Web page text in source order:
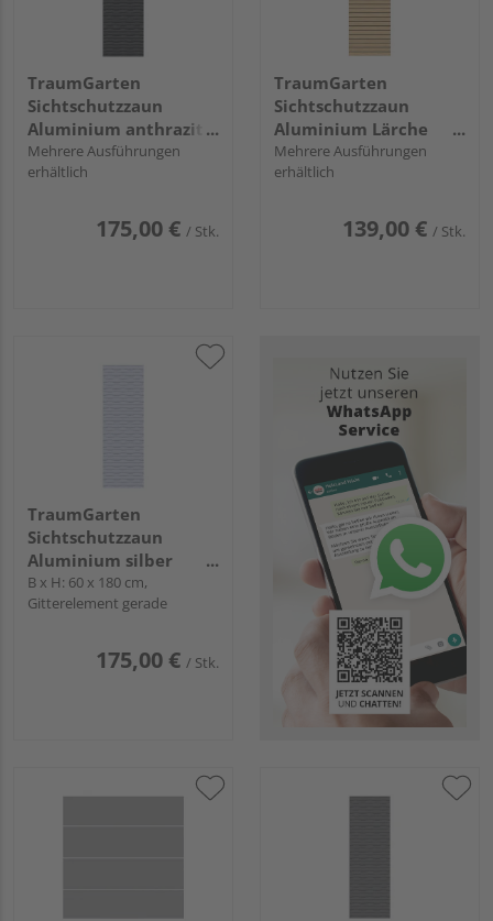
TraumGarten
Sichtschutzzaun
Aluminium anthrazit
"Flow"
Mehrere Ausführungen
erhältlich
175,00 € / Stk.
TraumGarten
Sichtschutzzaun
Aluminium Lärche
"SYSTEM RHOMBUS"
Mehrere Ausführungen
erhältlich
139,00 € / Stk.
TraumGarten
Sichtschutzzaun
Aluminium silber
"Flow"
B x H: 60 x 180 cm,
Gitterelement gerade
175,00 € / Stk.